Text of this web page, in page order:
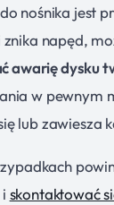
nośnika jest
napęd,
awarię dysku
w pewnym
lub zawiesza
skontaktować